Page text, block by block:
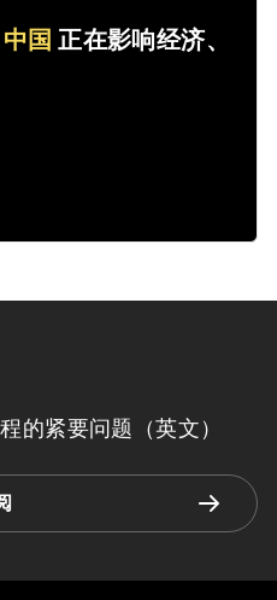
中国 正在影响经济、
的紧要问题（英文）